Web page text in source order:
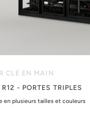
CLÉ EN MAIN
- PORTES TRIPLES
en plusieurs tailles et couleurs